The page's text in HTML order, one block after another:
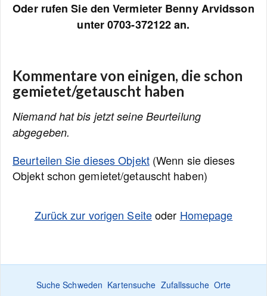
Oder rufen Sie den Vermieter Benny Arvidsson
unter 0703-372122 an.
Kommentare von einigen, die schon
gemietet/getauscht haben
Niemand hat bis jetzt seine Beurteilung
abgegeben.
Beurteilen Sie dieses Objekt(Wenn sie dieses
Objekt schon gemietet/getauscht haben)
Zurück zur vorigen Seiteoder Homepage
Suche Schweden Kartensuche Zufallssuche Orte